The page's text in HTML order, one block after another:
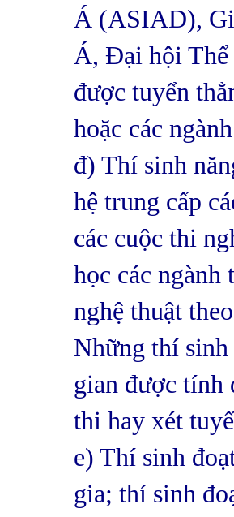
Á (ASIAD),
Á, Đại hội Thể
được tuyển
hoặc các
đ) Thí sinh
hệ trung cấp
các cuộc thi
học các
nghệ thuật
Những thí
gian được tính
thi hay xét
e) Thí sinh
gia; thí sinh